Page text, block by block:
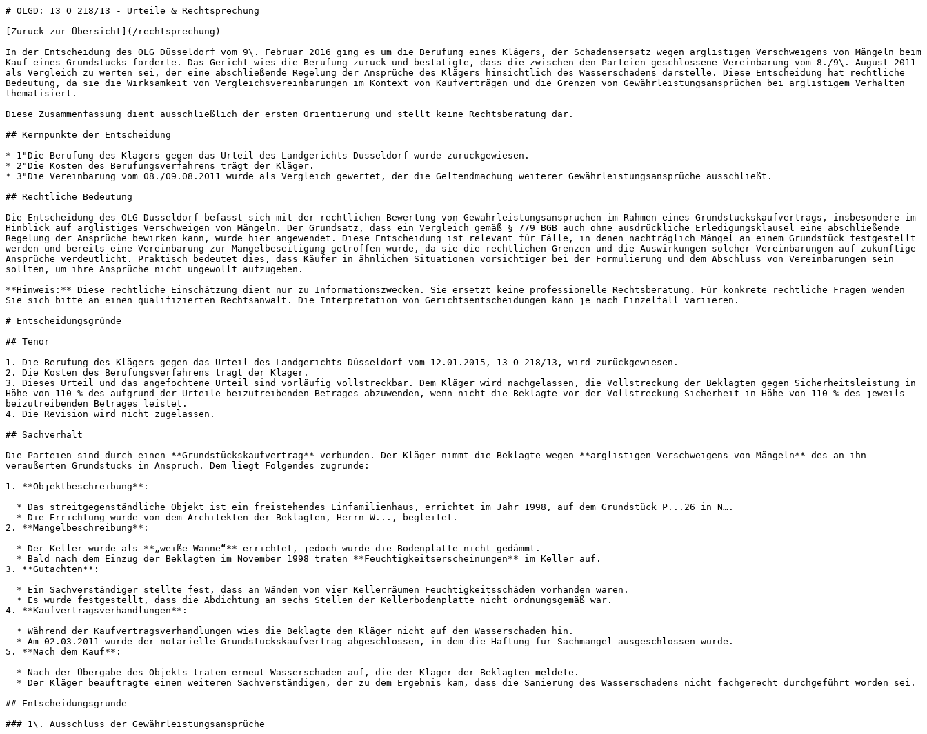
# OLGD: 13 O 218/13 - Urteile & Rechtsprechung

[Zurück zur Übersicht](/rechtsprechung)

In der Entscheidung des OLG Düsseldorf vom 9\. Februar 2016 ging es um die Berufung eines Klägers, der Schadensersatz wegen arglistigen Verschweigens von Mängeln beim Kauf eines Grundstücks forderte. Das Gericht wies die Berufung zurück und bestätigte, dass die zwischen den Parteien geschlossene Vereinbarung vom 8./9\. August 2011 als Vergleich zu werten sei, der eine abschließende Regelung der Ansprüche des Klägers hinsichtlich des Wasserschadens darstelle. Diese Entscheidung hat rechtliche Bedeutung, da sie die Wirksamkeit von Vergleichsvereinbarungen im Kontext von Kaufverträgen und die Grenzen von Gewährleistungsansprüchen bei arglistigem Verhalten thematisiert.

Diese Zusammenfassung dient ausschließlich der ersten Orientierung und stellt keine Rechtsberatung dar.

## Kernpunkte der Entscheidung

* 1"Die Berufung des Klägers gegen das Urteil des Landgerichts Düsseldorf wurde zurückgewiesen.
* 2"Die Kosten des Berufungsverfahrens trägt der Kläger.
* 3"Die Vereinbarung vom 08./09.08.2011 wurde als Vergleich gewertet, der die Geltendmachung weiterer Gewährleistungsansprüche ausschließt.

## Rechtliche Bedeutung

Die Entscheidung des OLG Düsseldorf befasst sich mit der rechtlichen Bewertung von Gewährleistungsansprüchen im Rahmen eines Grundstückskaufvertrags, insbesondere im Hinblick auf arglistiges Verschweigen von Mängeln. Der Grundsatz, dass ein Vergleich gemäß § 779 BGB auch ohne ausdrückliche Erledigungsklausel eine abschließende Regelung der Ansprüche bewirken kann, wurde hier angewendet. Diese Entscheidung ist relevant für Fälle, in denen nachträglich Mängel an einem Grundstück festgestellt werden und bereits eine Vereinbarung zur Mängelbeseitigung getroffen wurde, da sie die rechtlichen Grenzen und die Auswirkungen solcher Vereinbarungen auf zukünftige Ansprüche verdeutlicht. Praktisch bedeutet dies, dass Käufer in ähnlichen Situationen vorsichtiger bei der Formulierung und dem Abschluss von Vereinbarungen sein sollten, um ihre Ansprüche nicht ungewollt aufzugeben.

**Hinweis:** Diese rechtliche Einschätzung dient nur zu Informationszwecken. Sie ersetzt keine professionelle Rechtsberatung. Für konkrete rechtliche Fragen wenden Sie sich bitte an einen qualifizierten Rechtsanwalt. Die Interpretation von Gerichtsentscheidungen kann je nach Einzelfall variieren.

# Entscheidungsgründe

## Tenor

1. Die Berufung des Klägers gegen das Urteil des Landgerichts Düsseldorf vom 12.01.2015, 13 O 218/13, wird zurückgewiesen.
2. Die Kosten des Berufungsverfahrens trägt der Kläger.
3. Dieses Urteil und das angefochtene Urteil sind vorläufig vollstreckbar. Dem Kläger wird nachgelassen, die Vollstreckung der Beklagten gegen Sicherheitsleistung in Höhe von 110 % des aufgrund der Urteile beizutreibenden Betrages abzuwenden, wenn nicht die Beklagte vor der Vollstreckung Sicherheit in Höhe von 110 % des jeweils beizutreibenden Betrages leistet.
4. Die Revision wird nicht zugelassen.

## Sachverhalt

Die Parteien sind durch einen **Grundstückskaufvertrag** verbunden. Der Kläger nimmt die Beklagte wegen **arglistigen Verschweigens von Mängeln** des an ihn veräußerten Grundstücks in Anspruch. Dem liegt Folgendes zugrunde:

1. **Objektbeschreibung**:

  * Das streitgegenständliche Objekt ist ein freistehendes Einfamilienhaus, errichtet im Jahr 1998, auf dem Grundstück P...26 in N….
  * Die Errichtung wurde von dem Architekten der Beklagten, Herrn W..., begleitet.
2. **Mängelbeschreibung**:

  * Der Keller wurde als **„weiße Wanne“** errichtet, jedoch wurde die Bodenplatte nicht gedämmt.
  * Bald nach dem Einzug der Beklagten im November 1998 traten **Feuchtigkeitserscheinungen** im Keller auf.
3. **Gutachten**:

  * Ein Sachverständiger stellte fest, dass an Wänden von vier Kellerräumen Feuchtigkeitsschäden vorhanden waren.
  * Es wurde festgestellt, dass die Abdichtung an sechs Stellen der Kellerbodenplatte nicht ordnungsgemäß war.
4. **Kaufvertragsverhandlungen**:

  * Während der Kaufvertragsverhandlungen wies die Beklagte den Kläger nicht auf den Wasserschaden hin.
  * Am 02.03.2011 wurde der notarielle Grundstückskaufvertrag abgeschlossen, in dem die Haftung für Sachmängel ausgeschlossen wurde.
5. **Nach dem Kauf**:

  * Nach der Übergabe des Objekts traten erneut Wasserschäden auf, die der Kläger der Beklagten meldete.
  * Der Kläger beauftragte einen weiteren Sachverständigen, der zu dem Ergebnis kam, dass die Sanierung des Wasserschadens nicht fachgerecht durchgeführt worden sei.

## Entscheidungsgründe

### 1\. Ausschluss der Gewährleistungsansprüche

Das Landgericht hat zu Recht entschieden, dass die zwischen den Parteien am 08./09.08.2011 getroffene Vereinbarung die Geltendmachung der mit der Klage verfolgten Ansprüche ausschließt.

* **Vergleichscharakter**:

  * Die Vereinbarung stellt einen **Vergleich** im Sinne des § 779 BGB dar, der die bestehenden Streitigkeiten zwischen den Parteien regelt.
  * Der Kläger hat durch die Vereinbarung auf die Geltendmachung eines Zurückbehaltungsrechts verzichtet.
* **Rechtliche Würdigung**:

  * Die Vereinbarung wurde unter Berücksichtigung der Umstände des Einzelfalls ausgelegt.
  * Es bestand eine **Unsicherheit** über die Ursache des Wasserschadens, die durch die Vereinbarung beseitigt werden sollte.

### 2\. Keine arglistige Täuschung

Der Kläger hat nicht hinreichend dargelegt, dass die Beklagte arglistig gehandelt hat.

* **Wasserschaden**:  
  * Der Kläger hatte Kenntnis von dem Wasserschaden aus dem Jahr 1998 und der Beklagte war nicht verpflichtet, über den Zustand des Kellers hinausgehende Informationen zu geben.
  * Der Sachverständige K... wurde beauftragt, die Ursachen des Wasserschadens zu klären, was die Beklagte nicht dazu verpflichtete, weitere Informationen zu geben.

### 3\. Keine Verletzung der Offenbarungspflicht

Die Beklagte hat nicht gegen eine Offenbarungspflicht verstoßen, da:

* Der Kläger selbst Anstriche im Keller durchgeführt hat und keine **muffigen** Gerüche festgestellt wurden.
* Die Beklagte hat glaubhaft dargelegt, dass während ihrer Eigentumszeit keine weiteren Feuchtigkeitsprobleme aufgetreten sind.

### 4\. Vergleichsvereinbarung als abschließend

Die Vereinbarung vom 08./09.08.2011 hat auch dann abschließende Wirkung, wenn die Parteien eine unzutreffende Sachverhaltsgrundlage zugrunde gelegt haben.

* **Risikoübernahme**:  
  * Der Kläger hat das Risiko der Unrichtigkeit der Feststellungen des Sachverständigen K... akzeptiert.
  * Die Beklagte durfte darauf vertrauen, dass der Sachverständige alle notwendigen Informationen einholt.

### 5\. Prozessuale Nebenentscheidungen

Die prozessualen Nebenentscheidungen ergehen gemäß §§ 97, 708 Nr. 10, 711 ZPO.

### 6\. Entscheidung über die Nichtzulassung der Revision

Die Entscheidung über die Nichtzulassung der Revision erfolgt gemäß § 543 Abs. 2 S. 1 ZPO, da die vorliegende Sache weder grundsätzliche Bedeutung hat noch die Fortbildung des Rechts oder die Sicherung einer einheitlichen Rechtsprechung eine Entscheidung des Revisionsgerichts erfordert.

## Streitwert

Der Streitwert beträgt 204.917,39 € (erstinstanzlicher Antrag 1: 199.917,39 €; erstinstanzlicher Antrag 2: 5.000,- €, § 3 ZPO).

Die hier wiedergegebenen Entscheidungen stammen aus öffentlich zugänglichen Quellen. Eine Gewähr für Vollständigkeit und Richtigkeit kann nicht übernommen werden.

## Bewerten Sie diese Entscheidung

Noch keine Bewertungen

War diese Entscheidung hilfreich für Ihre Recherche?

## Problem melden

Haben Sie einen Fehler gefunden oder fehlen wichtige Informationen? Lassen Sie es uns wissen, damit wir die Qualität unserer Datenbank verbessern können.

### Themen

[Immobilienrecht](/rechtsprechung/tag/Immobilienrecht)[Sachmängel](/rechtsprechung/tag/Sachm%C3%A4ngel)[Kaufvertrag](/rechtsprechung/tag/Kaufvertrag)[Arglistige Täuschung](/rechtsprechung/tag/Arglistige%20T%C3%A4uschung)[Schimmel](/rechtsprechung/tag/Schimmel)[Wasserschaden](/rechtsprechung/tag/Wasserschaden)[Gewährleistung](/rechtsprechung/tag/Gew%C3%A4hrleistung)

### Stichwörter

[Kaufvertrag](/rechtsprechung/stichwort/Kaufvertrag)[Mängel](/rechtsprechung/stichwort/M%C3%A4ngel)[Gewährleistung](/rechtsprechung/stichwort/Gew%C3%A4hrleistung)[Schadensersatz](/rechtsprechung/stichwort/Schadensersatz)[Arglist](/rechtsprechung/stichwort/Arglist)[Sachmangel](/rechtsprechung/stichwort/Sachmangel)[Grundstück](/rechtsprechung/stichwort/Grundst%C3%BCck)[Haus](/rechtsprechung/stichwort/Haus)[Eigentum](/rechtsprechung/stichwort/Eigentum)[Notar](/rechtsprechung/stichwort/Notar)[Beurkundung](/rechtsprechung/stichwort/Beurkundung)[Übergabe](/rechtsprechung/stichwort/%C3%9Cbergabe)[Kaufpreis](/rechtsprechung/stichwort/Kaufpreis)[Minderung](/rechtsprechung/stichwort/Minderung)[Frist](/rechtsprechung/stichwort/Frist)[Haftung](/rechtsprechung/stichwort/Haftung)[Schimmel](/rechtsprechung/stichwort/Schimmel)[Feuchtigkeit](/rechtsprechung/stichwort/Feuchtigkeit)[Wasserschaden](/rechtsprechung/stichwort/Wasserschaden)

## Ähnliche Entscheidungen

Die folgenden Entscheidungen wurden automatisch auf Basis ähnlicher Themen vorgeschlagen.

[OLGD • 24\. März 2015 (vor 11 Jahren)Die Berufung der Beklagten gegen das Urteil des Landgerichts Düsseldorf vom...](/rechtsprechung/fall/olgd-2015-03-24-i-21-u-13714)

[LGMUEN2 • 30\. August 2019 (vor 6 Jahren)Die Klägerin hat die Kosten des Rechtsstreits zu tragen.](/rechtsprechung/fall/lg-munchen-ii-2019-08-30-11-o-577213)

[OLGD • 31\. Oktober 2016 (vor 9 Jahren)Tenor Die Berufung des Klägers gegen das am 12.01.2016 verkündete Urteil der Einzelrichterin der 7.](/rechtsprechung/fall/olgd-2016-10-31-21-u-1216)

[OLGD • 25\. März 2004 (vor 22 Jahren)Zivilkammer - Einzelrichterin - des Landgerichts Düsseldorf wird zu-rückgewiesen.](/rechtsprechung/fall/olgd-2004-03-25-i-5-u-15602)

## Weiterführende Artikel

Diese Artikel könnten Sie im Zusammenhang mit dieser Entscheidung interessieren. Bitte beachten Sie, dass jeder Rechtsfall individuell zu bewerten